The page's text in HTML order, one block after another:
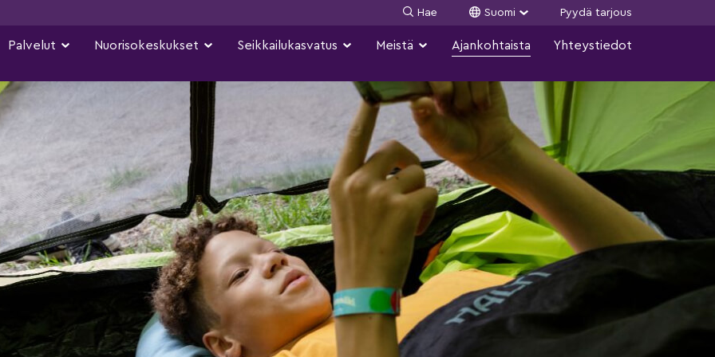
Hae Suomi Pyydä tarjous
Palvelut Nuorisokeskukset Seikkailukasvatus Meistä Ajankohtaista Yhteystiedot